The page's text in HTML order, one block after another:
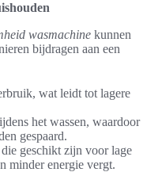
wasmachine kunnen
bijdragen aan een
wat leidt tot lagere
het wassen, waardoor
gespaard.
geschikt zijn voor lage
minder energie vergt.